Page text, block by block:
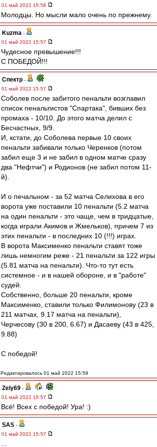
01 май 2022 15:58
Молодцы. Но мысли мало очень по прежнему.
Kuzma -
01 май 2022 15:57
Чудесное превышение!!!
С ПОБЕДОЙ!!!
Спектр -
01 май 2022 15:57
Соболев после забитого пенальти возглавил
список пенальтистов "Спартака", бивших без
промаха - 10/10. До этого матча делил с
Бесчастных, 9/9.
И, кстати, до Соболева первые 10 своих
пенальти забивали только Черенков (потом
забил еще 3 и не забил в одном матче сразу
два "Нефтчи") и Родионов (не забил потом 11-
й).
И о печальном - за 52 матча Селихова в его
ворота уже поставили 10 пенальти (5.2 матча
на один пенальти - это чаще, чем в тридцатые,
когда играли Акимов и Жмельков), причем 7 из
этих пенальти - в последних 10 (!!!) играх.
В ворота Максименко пенальти ставят тоже
лишь немногим реже - 21 пенальти за 122 игры
(5.81 матча на пенальти). Что-то тут есть
системное - и в нашей обороне, и в "работе"
судей.
Собственно, больше 20 пенальти, кроме
Максименко, ставили только Филимонову (23 в
211 матчах, 9.17 матча на пенальти),
Черчесову (30 в 200, 6.67) и Дасаеву (43 в 425,
9.88)
С победой!
Редактировалось 01 май 2022 15:59
Zely69 -
01 май 2022 15:57
Всё! Всех с победой! Ура! :)
SAS -
01 май 2022 15:57